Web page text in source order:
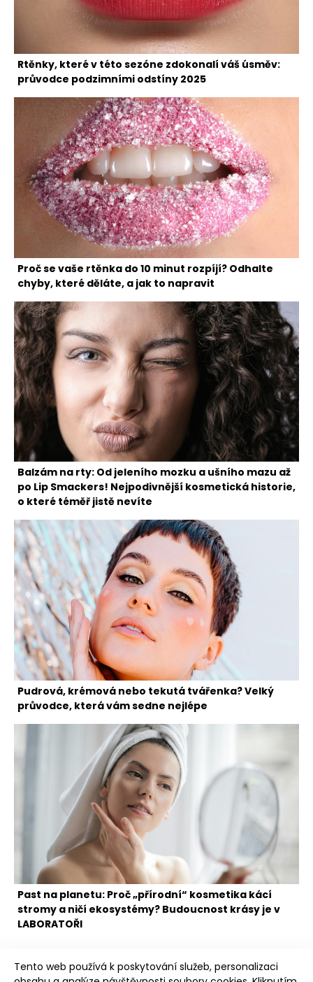
Rtěnky, které v této sezóne zdokonalí váš úsměv:
průvodce podzimními odstíny 2025
Proč se vaše rtěnka do 10 minut rozpíjí? Odhalte
chyby, které děláte, a jak to napravit
Balzám na rty: Od jeleního mozku a ušního mazu až
po Lip Smackers! Nejpodivnější kosmetická historie,
o které téměř jistě nevíte
Pudrová, krémová nebo tekutá tvářenka? Velký
průvodce, která vám sedne nejlépe
Past na planetu: Proč „přírodní“ kosmetika kácí
stromy a ničí ekosystémy? Budoucnost krásy je v
LABORATOŘI
Tento web používá k poskytování služeb, personalizaci